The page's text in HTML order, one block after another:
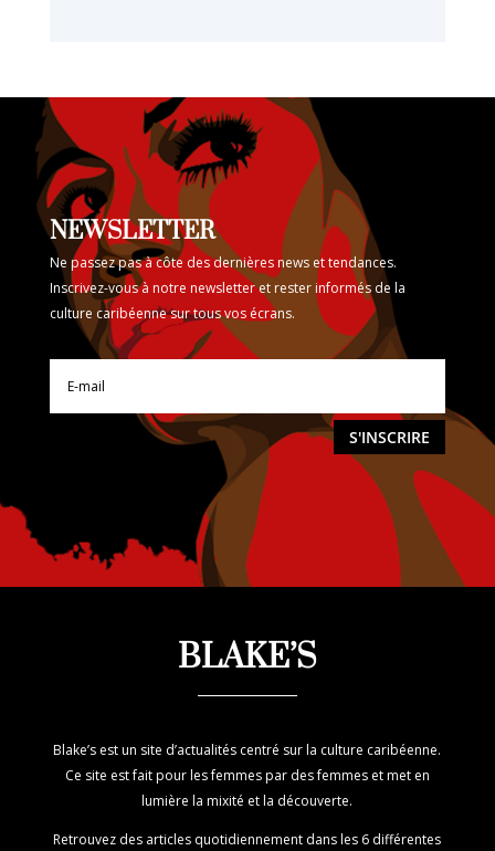
NEWSLETTER
Ne passez pas à côte des dernières news et tendances.
Inscrivez-vous à notre newsletter et rester informés de la
culture caribéenne sur tous vos écrans.
S'INSCRIRE
BLAKE’S
Blake’s est un site d’actualités centré sur la culture caribéenne.
Ce site est fait pour les femmes par des femmes et met en
lumière la mixité et la découverte.
Retrouvez des articles quotidiennement dans les 6 différentes